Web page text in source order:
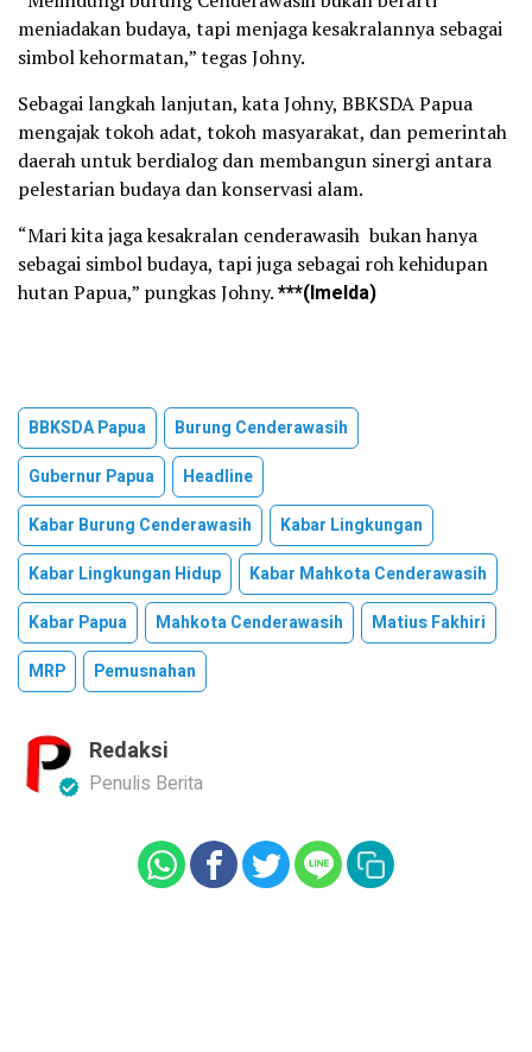
meniadakan budaya, tapi menjaga kesakralannya sebagai
simbol kehormatan,” tegas Johny.
Sebagai langkah lanjutan, kata Johny, BBKSDA Papua
mengajak tokoh adat, tokoh masyarakat, dan pemerintah
daerah untuk berdialog dan membangun sinergi antara
pelestarian budaya dan konservasi alam.
“Mari kita jaga kesakralan cenderawasih bukan hanya
sebagai simbol budaya, tapi juga sebagai roh kehidupan
hutan Papua,” pungkas Johny.***(Imelda)
BBKSDA Papua
Burung Cenderawasih
Gubernur Papua
Headline
Kabar Burung Cenderawasih
Kabar Lingkungan
Kabar Lingkungan Hidup
Kabar Mahkota Cenderawasih
Kabar Papua
Mahkota Cenderawasih
Matius Fakhiri
MRP
Pemusnahan
Redaksi
Penulis Berita